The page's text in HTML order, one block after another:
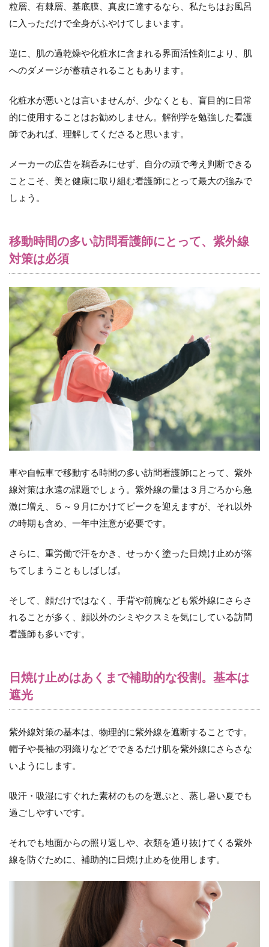
粒層、有棘層、基底膜、真皮に達するなら、私たちはお風呂
に入っただけで全身がふやけてしまいます。
逆に、肌の過乾燥や化粧水に含まれる界面活性剤により、肌
へのダメージが蓄積されることもあります。
化粧水が悪いとは言いませんが、少なくとも、盲目的に日常
的に使用することはお勧めしません。解剖学を勉強した看護
師であれば、理解してくださると思います。
メーカーの広告を鵜呑みにせず、自分の頭で考え判断できる
ことこそ、美と健康に取り組む看護師にとって最大の強みで
しょう。
移動時間の多い訪問看護師にとって、紫外線
対策は必須
車や自転車で移動する時間の多い訪問看護師にとって、紫外
線対策は永遠の課題でしょう。紫外線の量は３月ごろから急
激に増え、５～９月にかけてピークを迎えますが、それ以外
の時期も含め、一年中注意が必要です。
さらに、重労働で汗をかき、せっかく塗った日焼け止めが落
ちてしまうこともしばしば。
そして、顔だけではなく、手背や前腕なども紫外線にさらさ
れることが多く、顔以外のシミやクスミを気にしている訪問
看護師も多いです。
日焼け止めはあくまで補助的な役割。基本は
遮光
紫外線対策の基本は、物理的に紫外線を遮断することです。
帽子や長袖の羽織りなどでできるだけ肌を紫外線にさらさな
いようにします。
吸汗・吸湿にすぐれた素材のものを選ぶと、蒸し暑い夏でも
過ごしやすいです。
それでも地面からの照り返しや、衣類を通り抜けてくる紫外
線を防ぐために、補助的に日焼け止めを使用します。